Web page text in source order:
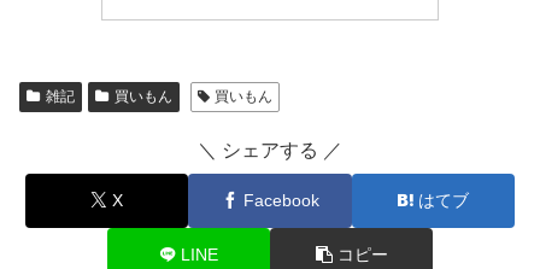
雑記 買いもん 買いもん
＼ シェアする ／
X Facebook はてブ
LINE コピー